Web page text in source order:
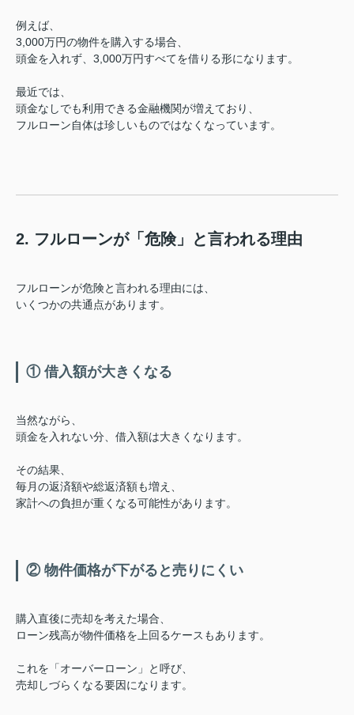
例えば、
3,000万円の物件を購入する場合、
頭金を入れず、3,000万円すべてを借りる形になります。
最近では、
頭金なしでも利用できる金融機関が増えており、
フルローン自体は珍しいものではなくなっています。
2. フルローンが「危険」と言われる理由
フルローンが危険と言われる理由には、
いくつかの共通点があります。
① 借入額が大きくなる
当然ながら、
頭金を入れない分、借入額は大きくなります。
その結果、
毎月の返済額や総返済額も増え、
家計への負担が重くなる可能性があります。
② 物件価格が下がると売りにくい
購入直後に売却を考えた場合、
ローン残高が物件価格を上回るケースもあります。
これを「オーバーローン」と呼び、
売却しづらくなる要因になります。